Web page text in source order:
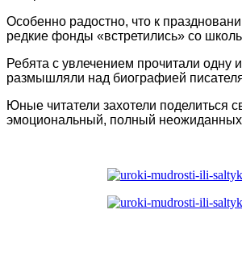
Особенно радостно, что к
редкие фонды «встретились» со
Ребята с увлечением прочитали одну
размышляли над биографией
Юные читатели захотели поделиться
эмоциональный, полный неожиданных